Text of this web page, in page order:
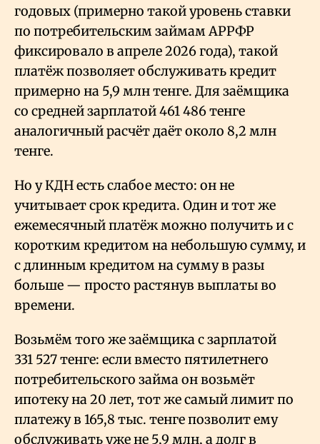
годовых (примерно такой уровень ставки
по потребительским займам АРРФР
фиксировало в апреле 2026 года), такой
платёж позволяет обслуживать кредит
примерно на 5,9 млн тенге. Для заёмщика
со средней зарплатой 461486 тенге
аналогичный расчёт даёт около 8,2 млн
тенге.
Но у КДН есть слабое место: он не
учитывает срок кредита. Один и тот же
ежемесячный платёж можно получить и с
коротким кредитом на небольшую сумму, и
с длинным кредитом на сумму в разы
больше — просто растянув выплаты во
времени.
Возьмём того же заёмщика с зарплатой
331 527 тенге: если вместо пятилетнего
потребительского займа он возьмёт
ипотеку на 20 лет, тот же самый лимит по
платежу в 165,8 тыс. тенге позволит ему
обслуживать уже не 5,9 млн, а долг в